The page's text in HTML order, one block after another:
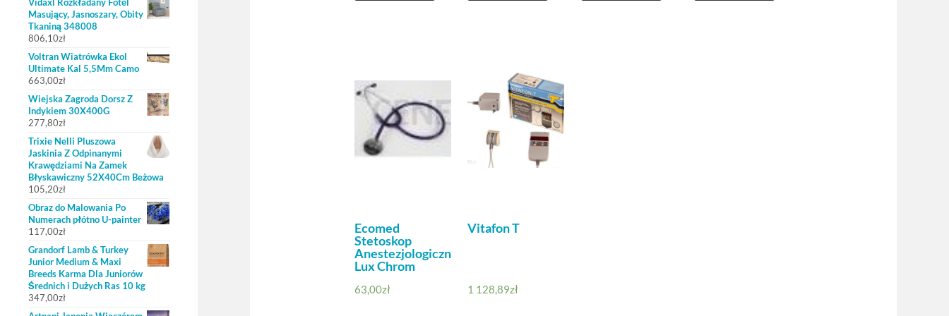
Masujący, Jasnoszary, Obity
Tkaniną 348008
806,10zł
Voltran Wiatrówka Ekol
Ultimate Kal 5,5Mm Camo
663,00zł
Wiejska Zagroda Dorsz Z
Indykiem 30X400G
277,80zł
Trixie Nelli Pluszowa
Jaskinia Z Odpinanymi
Krawędziami Na Zamek
Błyskawiczny 52X40Cm Beżowa
105,20zł
Obraz do Malowania Po
Numerach płótno U-painter
117,00zł
Grandorf Lamb & Turkey
Junior Medium & Maxi
Breeds Karma Dla Juniorów
Średnich i Dużych Ras 10 kg
347,00zł
Ecomed
Stetoskop
Anestezjologiczny
Lux Chrom
63,00zł
Vitafon T
1 128,89zł